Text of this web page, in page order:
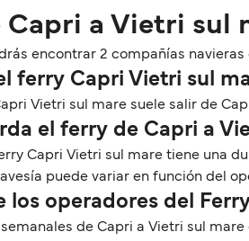
Capri a Vietri sul
encontrar 2 compañías
ferry Capri Vietri sul
Vietri sul mare suele salir de
el ferry de Capri a
Capri Vietri sul mare tiene una
puede variar en función del
los operadores del
semanales de Capri a Vietri sul